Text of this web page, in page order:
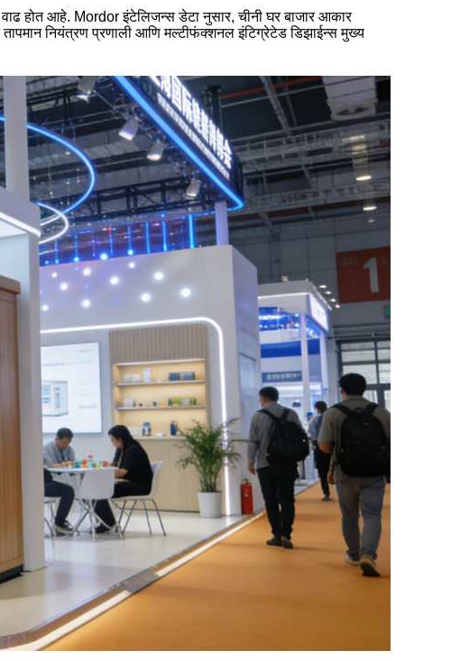
वाढ होत आहे. Mordor इंटेलिजन्स डेटा नुसार, चीनी घर बाजार आकार
तापमान नियंत्रण प्रणाली आणि मल्टीफंक्शनल इंटिग्रेटेड डिझाईन्स मुख्य